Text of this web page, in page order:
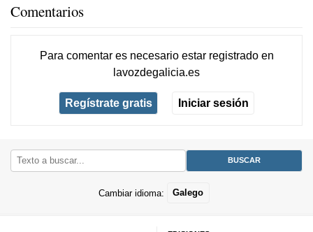
Comentarios
Para comentar es necesario estar registradoen
lavozdegalicia.es
Regístrate gratis Iniciar sesión
Cambiar idioma: Galego